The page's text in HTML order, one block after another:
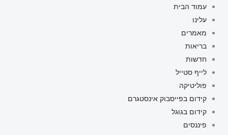
דילוג
לתוכן
עמוד הבית
עלינו
מאמרים
בריאות
חדשות
לייף סטייל
פוליטיקה
קידום בפייסבוק אינסטגרם
קידום בגוגל
פיננסים